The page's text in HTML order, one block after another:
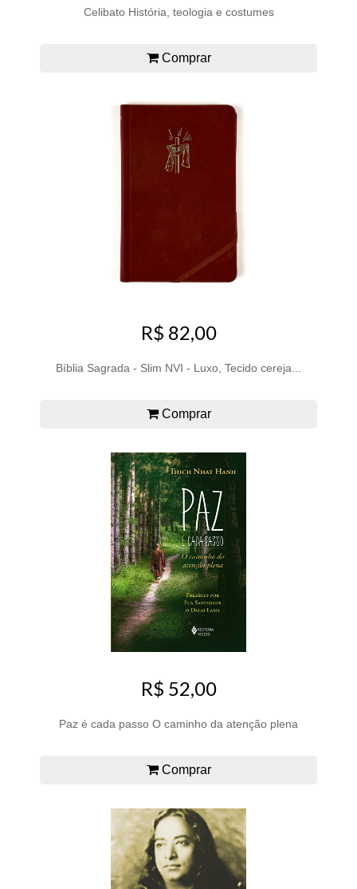
Celibato História, teologia e costumes
Comprar
R$ 82,00
Bíblia Sagrada - Slim NVI - Luxo, Tecido cereja...
Comprar
R$ 52,00
Paz é cada passo O caminho da atenção plena
Comprar